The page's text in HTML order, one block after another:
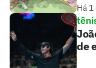
Há 1
de